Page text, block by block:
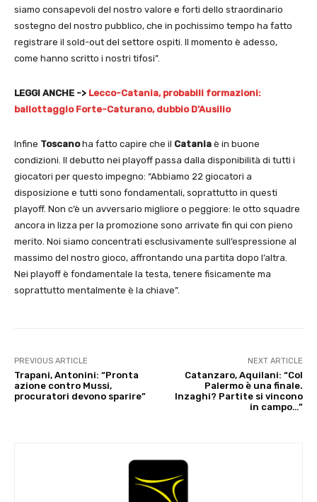
siamo consapevoli del nostro valore e forti dello straordinario
sostegno del nostro pubblico, che in pochissimo tempo ha fatto
registrare il sold-out del settore ospiti. Il momento è adesso,
come hanno scritto i nostri tifosi”.
LEGGI ANCHE -> Lecco-Catania, probabili formazioni:
ballottaggio Forte-Caturano, dubbio D’Ausilio
Infine Toscanoha fatto capire che il Catania è in buone
condizioni. Il debutto nei playoff passa dalla disponibilità di tutti i
giocatori per questo impegno: “Abbiamo 22 giocatori a
disposizione e tutti sono fondamentali, soprattutto in questi
playoff. Non c’è un avversario migliore o peggiore: le otto squadre
ancora in lizza per la promozione sono arrivate fin qui con pieno
merito. Noi siamo concentrati esclusivamente sull’espressione al
massimo del nostro gioco, affrontando una partita dopo l’altra.
Nei playoff è fondamentale la testa, tenere fisicamente ma
soprattutto mentalmente è la chiave”.
PREVIOUS ARTICLE
Trapani, Antonini: “Pronta
azione contro Mussi,
procuratori devono sparire”
NEXT ARTICLE
Catanzaro, Aquilani: “Col
Palermo è una finale.
Inzaghi? Partite si vincono
in campo…”